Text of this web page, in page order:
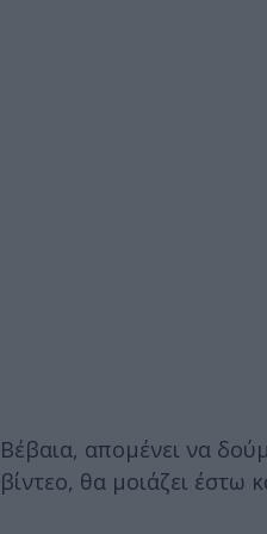
Βέβαια, απομένει να
βίντεο, θα μοιάζει έστω